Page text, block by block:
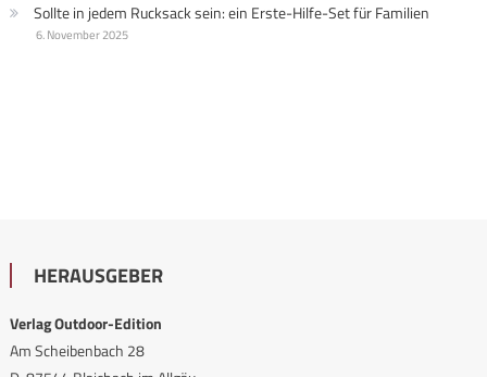
Sollte in jedem Rucksack sein: ein Erste-Hilfe-Set für Familien
6. November 2025
HERAUSGEBER
Verlag Outdoor-Edition
Am Scheibenbach 28